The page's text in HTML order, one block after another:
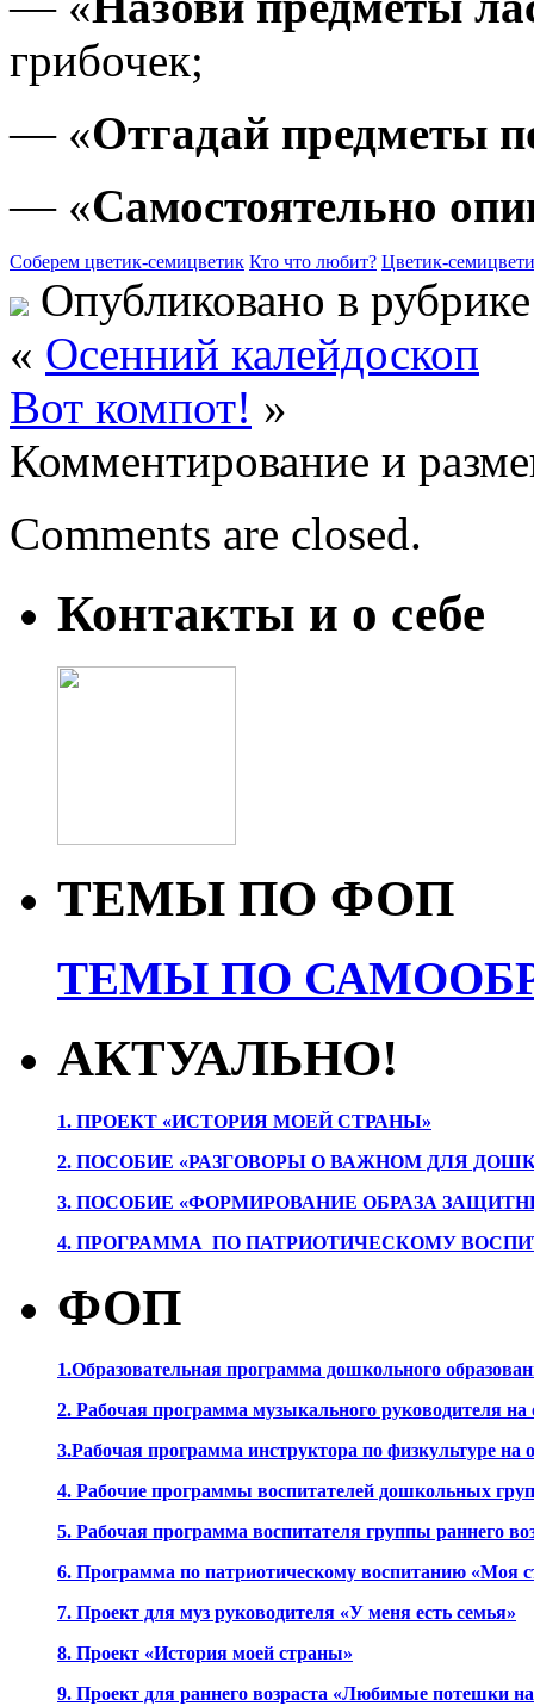
грибочек;
— «Отгадай предметы
— «Самостоятельно
Соберем цветик-семицветик Кто что любит? Цветик-
Опубликовано в
« Осенний калейдоскоп
Вот компот! »
Комментирование и
Comments are closed.
Контакты и о себе
ТЕМЫ ПО ФОП
ТЕМЫ ПО
АКТУАЛЬНО!
1. ПРОЕКТ «ИСТОРИЯ МОЕЙ СТРАНЫ»
2. ПОСОБИЕ «РАЗГОВОРЫ О ВАЖНОМ ДЛЯ
3. ПОСОБИЕ «ФОРМИРОВАНИЕ ОБРАЗА
4. ПРОГРАММА ПО ПАТРИОТИЧЕСКОМУ
ФОП
1.Образовательная программа дошкольного
2. Рабочая программа музыкального руководителя
3.Рабочая программа инструктора по физкультуре
4. Рабочие программы воспитателей дошкольных
5. Рабочая программа воспитателя группы раннего
6. Программа по патриотическому воспитанию «Моя
7. Проект для муз руководителя «У меня есть семья»
8. Проект «История моей страны»
9. Проект для раннего возраста «Любимые потешки